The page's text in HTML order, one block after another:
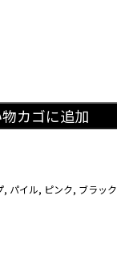
カゴに追加
, パイル, ピンク, ブラック